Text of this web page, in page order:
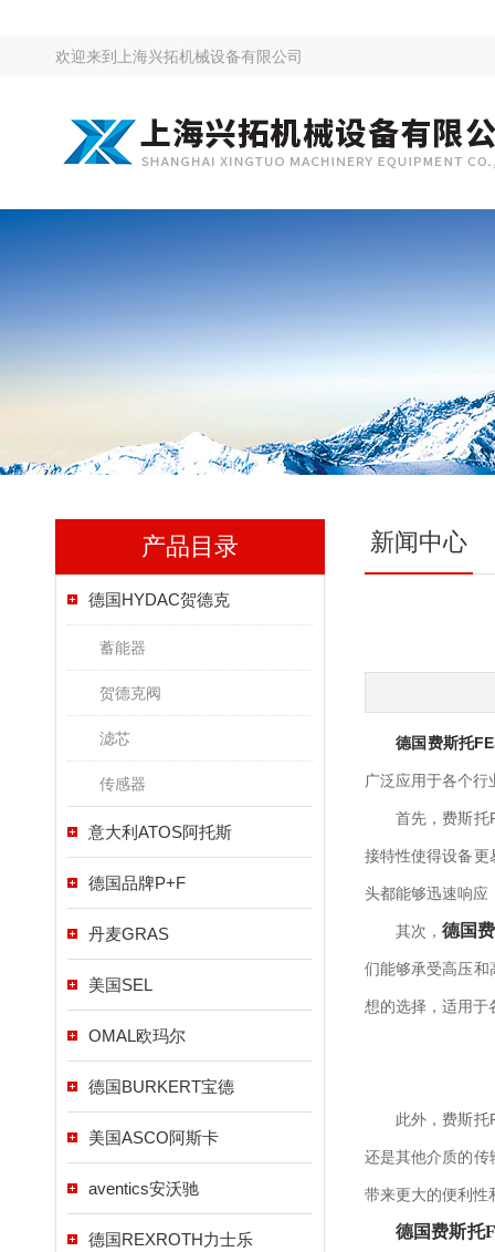
欢迎来到 上海兴拓机械设备有限公司
产品目录
德国HYDAC贺德克
蓄能器
贺德克阀
滤芯
传感器
意大利ATOS阿托斯
德国品牌P+F
丹麦GRAS
美国SEL
OMAL欧玛尔
德国BURKERT宝德
美国ASCO阿斯卡
aventics安沃驰
德国REXROTH力士乐
新闻中心
德国费斯托
广泛应用于各个行
首先，费斯托
接特性使得设备更
头都能够迅速响应
其次， 德国
们能够承受高压和
想的选择，适用于
此外，费斯托
还是其他介质的传
带来更大的便利性
德国费斯托